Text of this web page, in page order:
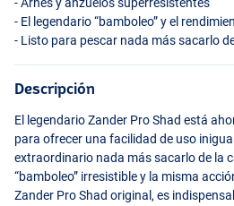
- El legendario “bamboleo” y el
- Listo para pescar nada más sacarlo
Descripción
El legendario Zander Pro Shad está
para ofrecer una facilidad de uso
extraordinario nada más sacarlo de la
“bamboleo” irresistible y la misma
Zander Pro Shad original, es